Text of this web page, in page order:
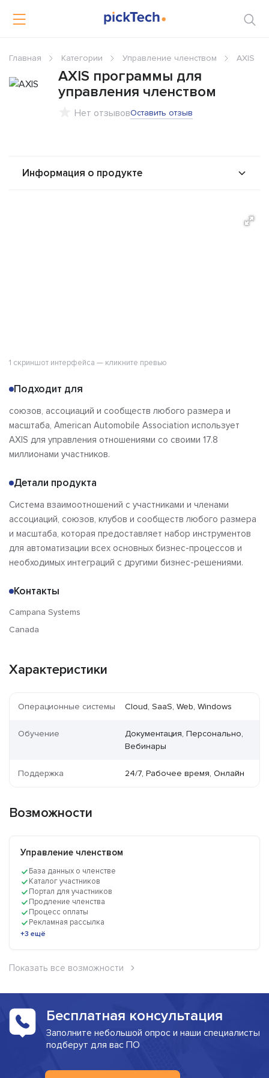
Главная Категории Управление членством AXIS
AXIS программы для
управления членством
Нет отзывовОставить отзыв
Информация о продукте
1 скриншот интерфейса — кликните превью
Подходит для
союзов, ассоциаций и сообществ любого размера и
масштаба, American Automobile Association использует
AXIS для управления отношениями со своими 17.8
миллионами участников.
Детали продукта
Система взаимоотношений с участниками и членами
ассоциаций, союзов, клубов и сообществ любого размера
и масштаба, которая предоставляет набор инструментов
для автоматизации всех основных бизнес-процессов и
необходимых интеграций с другими бизнес-решениями.
Контакты
Campana Systems
Canada
Характеристики
Операционные системы Cloud, SaaS, Web, Windows
Обучение
Документация, Персонально,
Вебинары
Поддержка 24/7, Рабочее время, Онлайн
Возможности
Управление членством
База данных о членстве
Каталог участников
Портал для участников
Продление членства
Процесс оплаты
Рекламная рассылка
+3 ещё
Показать все возможности
Бесплатная консультация
Заполните небольшой опрос и наши специалисты
подберут для вас ПО